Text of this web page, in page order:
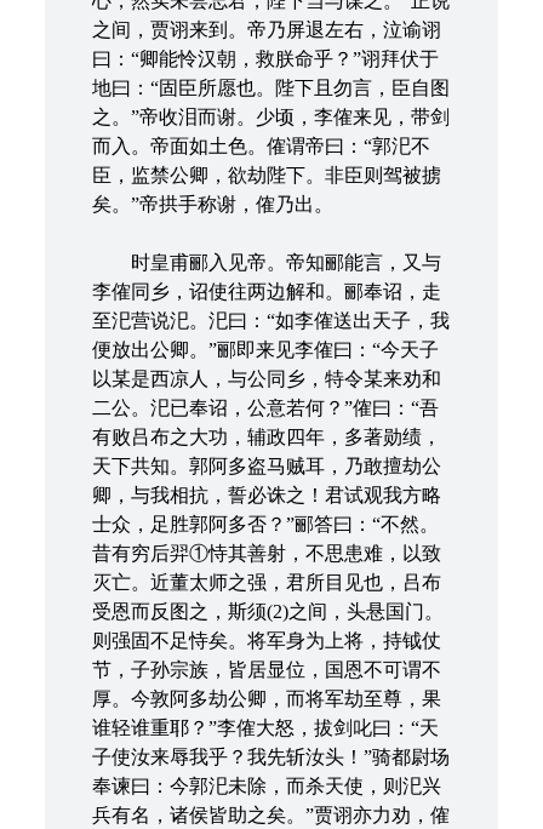
之间，贾诩来到。帝乃屏退左右，泣谕诩
曰：“卿能怜汉朝，救朕命乎？”诩拜伏于
地曰：“固臣所愿也。陛下且勿言，臣自图
之。”帝收泪而谢。少顷，李傕来见，带剑
而入。帝面如土色。傕谓帝曰：“郭汜不
臣，监禁公卿，欲劫陛下。非臣则驾被掳
矣。”帝拱手称谢，傕乃出。
时皇甫郦入见帝。帝知郦能言，又与
李傕同乡，诏使往两边解和。郦奉诏，走
至汜营说汜。汜曰：“如李傕送出天子，我
便放出公卿。”郦即来见李傕曰：“今天子
以某是西凉人，与公同乡，特令某来劝和
二公。汜已奉诏，公意若何？”傕曰：“吾
有败吕布之大功，辅政四年，多著勋绩，
天下共知。郭阿多盗马贼耳，乃敢擅劫公
卿，与我相抗，誓必诛之！君试观我方略
士众，足胜郭阿多否？”郦答曰：“不然。
昔有穷后羿①恃其善射，不思患难，以致
灭亡。近董太师之强，君所目见也，吕布
受恩而反图之，斯须(2)之间，头悬国门。
则强固不足恃矣。将军身为上将，持钺仗
节，子孙宗族，皆居显位，国恩不可谓不
厚。今敦阿多劫公卿，而将军劫至尊，果
谁轻谁重耶？”李傕大怒，拔剑叱曰：“天
子使汝来辱我乎？我先斩汝头！”骑都尉场
奉谏曰：今郭汜未除，而杀天使，则汜兴
兵有名，诸侯皆助之矣。”贾诩亦力劝，傕